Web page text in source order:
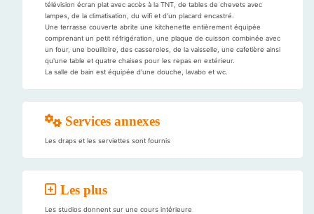
télévision écran plat avec accès à la TNT, de tables de chevets avec
lampes, de la climatisation, du wifi et d'un placard encastré.
Une terrasse couverte abrite une kitchenette entièrement équipée
comprenant un petit réfrigération, une plaque de cuisson combinée avec
un four, une bouilloire, des casseroles, de la vaisselle, une cafetière ainsi
qu'une table et quatre chaises pour les repas en extérieur.
La salle de bain est équipée d'une douche, lavabo et wc.
Services annexes
Les draps et les serviettes sont fournis
Les plus
Les studios donnent sur une cours intérieure